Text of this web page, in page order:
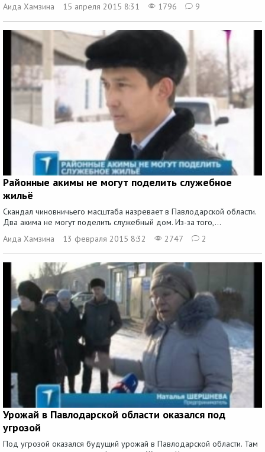
Аида Хамзина
15 апреля 2015 8:31 1796 9
Районные акимы не могут поделить служебное
жильё
Скандал чиновничьего масштаба назревает в Павлодарской области.
Два акима не могут поделить служебный дом. Из-за того,...
Аида Хамзина
13 февраля 2015 8:32 2747 2
Урожай в Павлодарской области оказался под
угрозой
Под угрозой оказался будущий урожай в Павлодарской области. Там